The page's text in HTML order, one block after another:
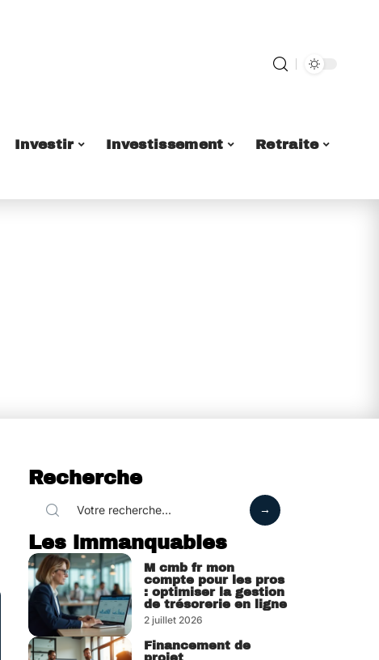
Investir Investissement Retraite
Recherche
Les immanquables
M cmb fr mon
compte pour les pros
: optimiser la gestion
de trésorerie en ligne
2 juillet 2026
Financement de
projet